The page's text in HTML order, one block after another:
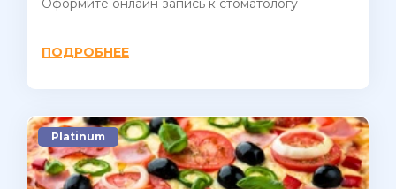
Оформите онлайн-запись к стоматологу
ПОДРОБНЕЕ
Platinum